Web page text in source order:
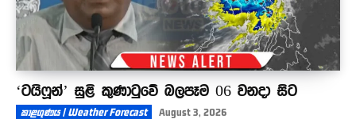
‘ටයිෆූන්’ සුළි කුණාටුවේ බලපෑම 06 වනදා සිට
කාළගුණය | Weather Forecast August 3, 2026